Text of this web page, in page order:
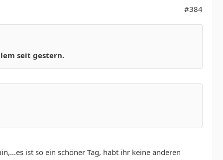
#384
seit gestern.
ist so ein schöner Tag, habt ihr keine anderen